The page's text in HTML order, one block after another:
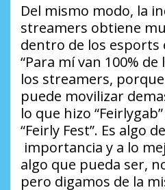
Del mismo modo, la
streamers obtiene
dentro de los esports
“Para mí van 100%
los streamers,
puede movilizar
lo que hizo
“Feirly Fest”. Es algo
importancia y a lo
algo que pueda ser,
pero digamos de la